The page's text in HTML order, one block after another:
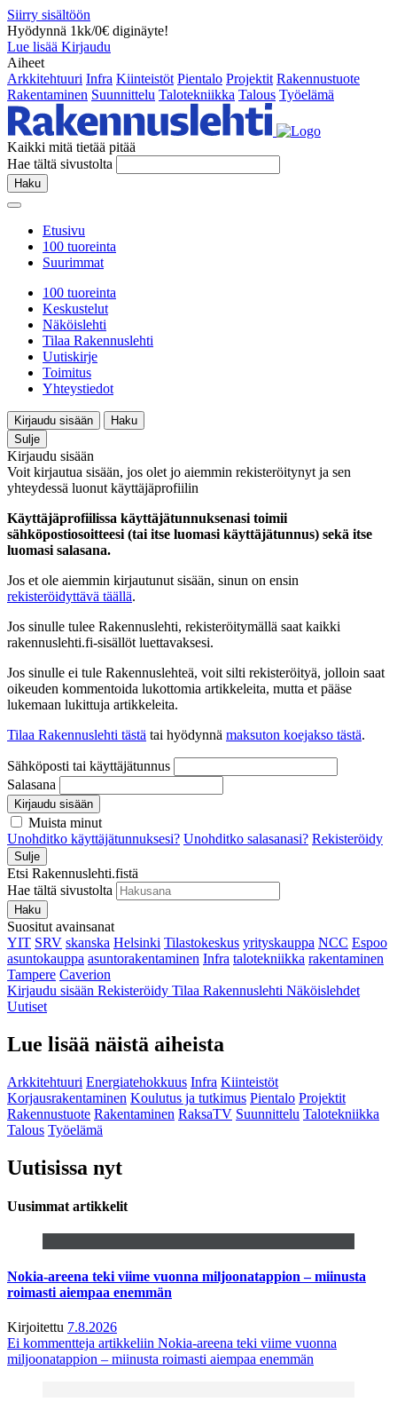
Siirry sisältöön
Hyödynnä 1kk/0€ diginäyte!
Lue lisää Kirjaudu
Aiheet
Arkkitehtuuri Infra Kiinteistöt Pientalo Projektit Rakennustuote
Rakentaminen Suunnittelu Talotekniikka Talous Työelämä
Kaikki mitä tietää pitää
Hae tältä sivustolta
Haku
Etusivu
100 tuoreinta
Suurimmat
100 tuoreinta
Keskustelut
Näköislehti
Tilaa Rakennuslehti
Uutiskirje
Toimitus
Yhteystiedot
Kirjaudu sisään
Haku
Sulje
Kirjaudu sisään
Voit kirjautua sisään, jos olet jo aiemmin rekisteröitynyt ja sen
yhteydessä luonut käyttäjäprofiilin
Käyttäjäprofiilissa käyttäjätunnuksenasi toimii
sähköpostiosoitteesi (tai itse luomasi käyttäjätunnus) sekä itse
luomasi salasana.
Jos et ole aiemmin kirjautunut sisään, sinun on ensin
rekisteröidyttävä täällä.
Jos sinulle tulee Rakennuslehti, rekisteröitymällä saat kaikki
rakennuslehti.fi-sisällöt luettavaksesi.
Jos sinulle ei tule Rakennuslehteä, voit silti rekisteröityä, jolloin saat
oikeuden kommentoida lukottomia artikkeleita, mutta et pääse
lukemaan lukittuja artikkeleita.
Tilaa Rakennuslehti tästä tai hyödynnä maksuton koejakso tästä.
Sähköposti tai käyttäjätunnus
Salasana
Kirjaudu sisään
Muista minut
Unohditko käyttäjätunnuksesi? Unohditko salasanasi? Rekisteröidy
Sulje
Etsi Rakennuslehti.fistä
Hae tältä sivustolta
Haku
Suositut avainsanat
YIT SRV skanska Helsinki Tilastokeskus yrityskauppa NCC Espoo
asuntokauppa asuntorakentaminen Infra talotekniikka rakentaminen
Tampere Caverion
Kirjaudu sisään Rekisteröidy Tilaa Rakennuslehti Näköislehdet
Uutiset
Lue lisää näistä aiheista
Arkkitehtuuri Energiatehokkuus Infra Kiinteistöt
Korjausrakentaminen Koulutus ja tutkimus Pientalo Projektit
Rakennustuote Rakentaminen RaksaTV Suunnittelu Talotekniikka
Talous Työelämä
Uutisissa nyt
Uusimmat artikkelit
Nokia-areena teki viime vuonna miljoonatappion – miinusta
roimasti aiempaa enemmän
Kirjoitettu 7.8.2026
Ei kommentteja artikkeliin Nokia-areena teki viime vuonna
miljoonatappion – miinusta roimasti aiempaa enemmän